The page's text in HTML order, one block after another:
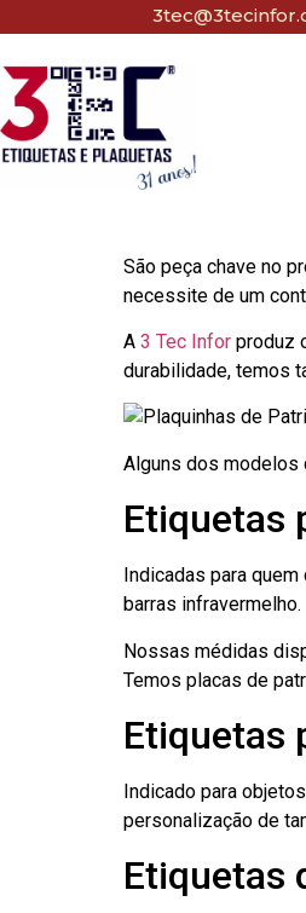
São peça chave no
necessite de um
A 3 Tec Infor produz
durabilidade, temos
Alguns dos modelos
Etiquetas
Indicadas para
barras infravermelho.
Nossas médidas
Temos placas de
Etiquetas
Indicado para
personalização de
Etiquetas